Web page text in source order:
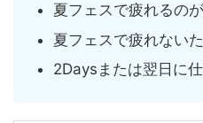
夏フェスで疲れるの
夏フェスで疲れない
2Daysまたは翌日に